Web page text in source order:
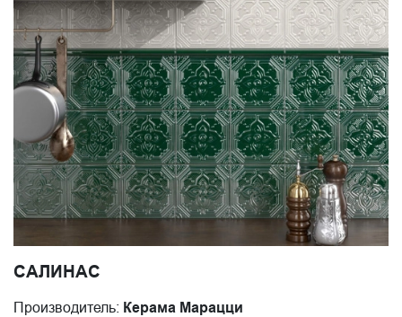
САЛИНАС
Производитель: Керама Марацци